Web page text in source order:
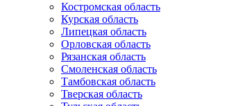
Костромская область
Курская область
Липецкая область
Орловская область
Рязанская область
Смоленская область
Тамбовская область
Тверская область